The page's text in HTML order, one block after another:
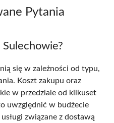
Pytania
się w zależności od typu,
Koszt zakupu oraz
w przedziale od kilkuset
uwzględnić w budżecie
związane z dostawą